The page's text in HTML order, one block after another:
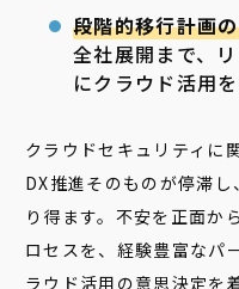
段階的移行計画
全社展開まで、
にクラウド活用
クラウドセキュリティに
DX推進そのものが停滞
り得ます。不安を正面か
ロセスを、経験豊富なパ
ラウド活用の意思決定を